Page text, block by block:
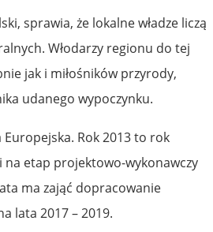
sprawia, że lokalne władze liczą
Włodarzy regionu do tej
jak i miłośników przyrody,
udanego wypoczynku.
Rok 2013 to rok
na etap projektowo-wykonawczy
ma zająć dopracowanie
lata 2017 – 2019.